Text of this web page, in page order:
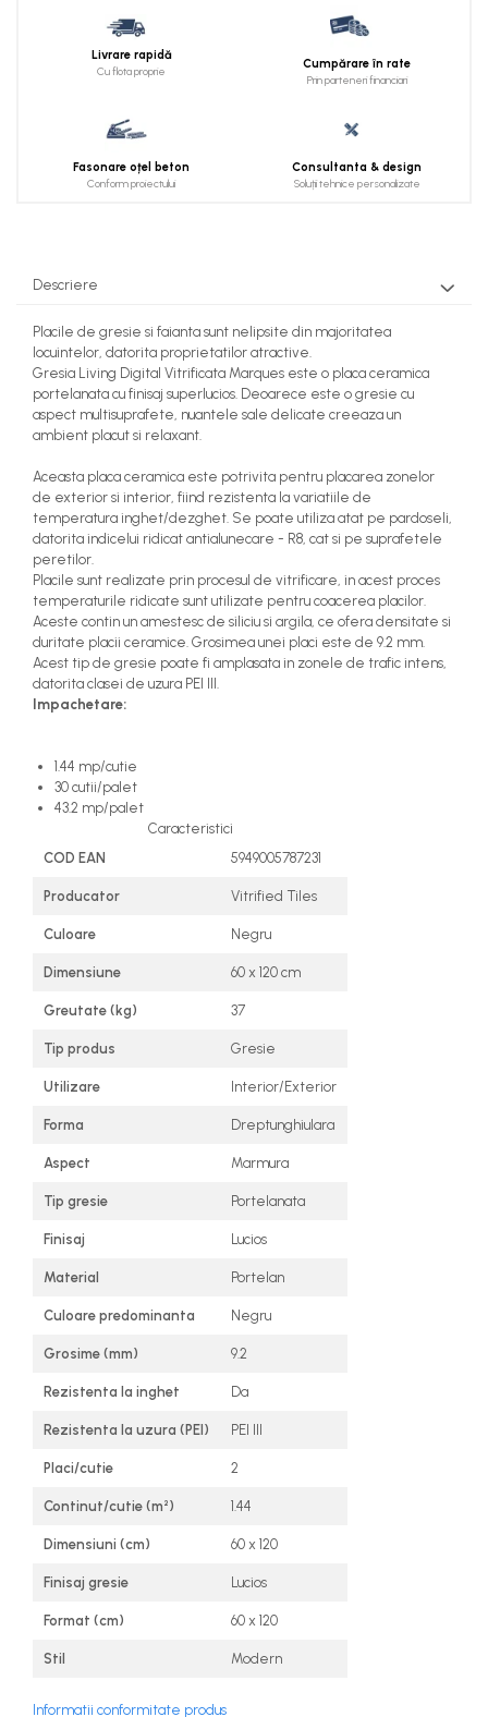
Livrare rapidă
Cu flota proprie
Cumpărare în rate
Prin parteneri financiari
Fasonare oțel beton
Conform proiectului
Consultanta & design
Soluții tehnice personalizate
Descriere
Placile de gresie si faianta sunt nelipsite din majoritatea
locuintelor, datorita proprietatilor atractive.
Gresia Living Digital Vitrificata Marques este o placa ceramica
portelanata cu finisaj superlucios. Deoarece este o gresie cu
aspect multisuprafete, nuantele sale delicate creeaza un
ambient placut si relaxant.
Aceasta placa ceramica este potrivita pentru placarea zonelor
de exterior si interior, fiind rezistenta la variatiile de
temperatura inghet/dezghet. Se poate utiliza atat pe pardoseli,
datorita indicelui ridicat antialunecare - R8, cat si pe suprafetele
peretilor.
Placile sunt realizate prin procesul de vitrificare, in acest proces
temperaturile ridicate sunt utilizate pentru coacerea placilor.
Aceste contin un amestesc de siliciu si argila, ce ofera densitate si
duritate placii ceramice. Grosimea unei placi este de 9.2 mm.
Acest tip de gresie poate fi amplasata in zonele de trafic intens,
datorita clasei de uzura PEI III.
Impachetare:
1.44 mp/cutie
30 cutii/palet
43.2 mp/palet
Caracteristici
COD EAN
5949005787231
Producator Vitrified Tiles
Culoare Negru
Dimensiune 60 x 120 cm
Greutate (kg) 37
Tip produs Gresie
Utilizare Interior/Exterior
Forma Dreptunghiulara
Aspect Marmura
Tip gresie Portelanata
Finisaj Lucios
Material Portelan
Culoare predominanta Negru
Grosime (mm) 9.2
Rezistenta la inghet Da
Rezistenta la uzura (PEI) PEI III
Placi/cutie 2
Continut/cutie (m²) 1.44
Dimensiuni (cm) 60 x 120
Finisaj gresie Lucios
Format (cm) 60 x 120
Stil Modern
Informatii conformitate produs